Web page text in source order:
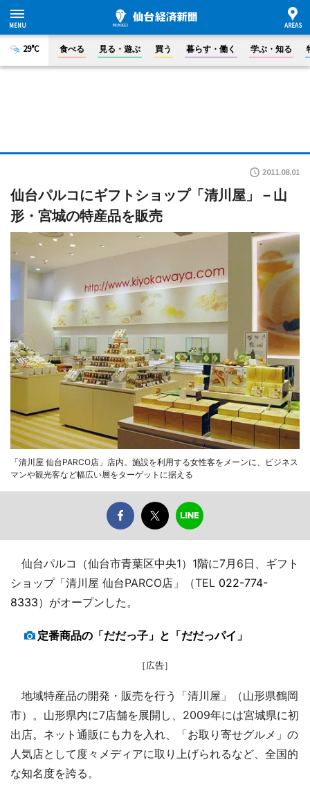
29°C 食べる 見る・遊ぶ 買う 暮らす・働く 学ぶ・知る
2011.08.01
仙台パルコにギフトショップ「清川屋」－山
形・宮城の特産品を販売
「清川屋 仙台PARCO店」店内。施設を利用する女性客をメーンに、ビジネス
マンや観光客など幅広い層をターゲットに据える
仙台パルコ（仙台市青葉区中央1）1階に7月6日、ギフト
ショップ「清川屋 仙台PARCO店」（TEL 022-774-
8333）がオープンした。
定番商品の「だだっ子」と「だだっパイ」
［広告］
地域特産品の開発・販売を行う「清川屋」（山形県鶴岡
市）。山形県内に7店舗を展開し、2009年には宮城県に初
出店。ネット通販にも力を入れ、「お取り寄せグルメ」の
人気店として度々メディアに取り上げられるなど、全国的
な知名度を誇る。